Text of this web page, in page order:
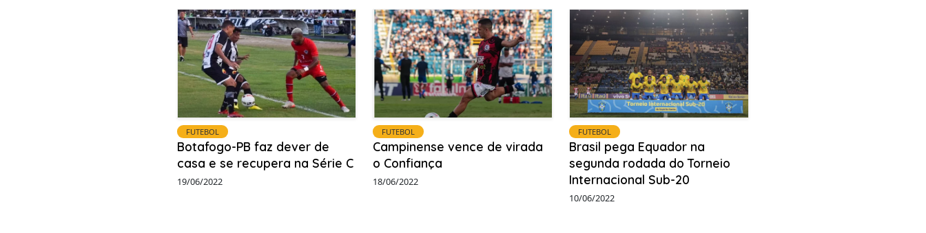
FUTEBOL
Botafogo-PB faz dever de
casa e se recupera na Série C
19/06/2022
FUTEBOL
Campinense vence de virada
o Confiança
18/06/2022
FUTEBOL
Brasil pega Equador na
segunda rodada do Torneio
Internacional Sub-20
10/06/2022